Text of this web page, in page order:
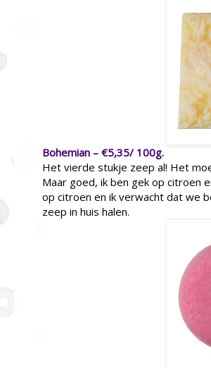
Bohemian – €5,35/ 100g.
Het vierde stukje zeep al! Het
Maar goed, ik ben gek op citroen
op citroen en ik verwacht dat we
zeep in huis halen.